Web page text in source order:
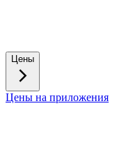
Цены
Цены на приложения